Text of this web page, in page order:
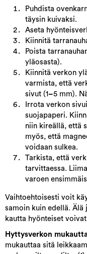
Puhdista
täysin kuivaksi.
Aseta
Kiinnitä
Poista
yläosasta).
Kiinnitä verkon
varmista, että
sivut (1–5 mm).
Irrota verkon
suojapaperi.
niin kireällä, että
myös, että
voidaan sulkea.
Tarkista, että
tarvittaessa.
varoen
Vaihtoehtoisesti voit
samoin kuin edellä.
kautta hyönteiset
Hyttysverkon
mukauttaa sitä